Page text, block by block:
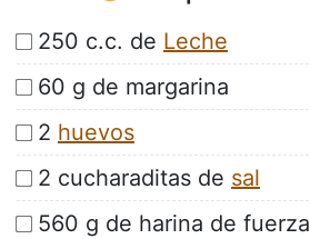
250 c.c. de Leche
60 g de margarina
2 huevos
2 cucharaditas de sal
560 g de harina de fuerza